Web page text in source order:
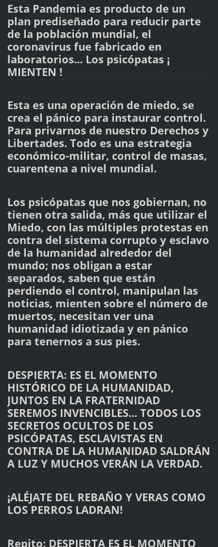
Esta Pandemia es producto de un
plan prediseñado para reducir parte
de la población mundial, el
coronavirus fue fabricado en
laboratorios... Los psicópatas ¡
MIENTEN !
Esta es una operación de miedo, se
crea el pánico para instaurar control.
Para privarnos de nuestro Derechos y
Libertades. Todo es una estrategia
económico-militar, control de masas,
cuarentena a nivel mundial.
Los psicópatas que nos gobiernan, no
tienen otra salida, más que utilizar el
Miedo, con las múltiples protestas en
contra del sistema corrupto y esclavo
de la humanidad alrededor del
mundo; nos obligan a estar
separados, saben que están
perdiendo el control, manipulan las
noticias, mienten sobre el número de
muertos, necesitan ver una
humanidad idiotizada y en pánico
para tenernos a sus pies.
DESPIERTA: ES EL MOMENTO
HISTÓRICO DE LA HUMANIDAD,
JUNTOS EN LA FRATERNIDAD
SEREMOS INVENCIBLES... TODOS LOS
SECRETOS OCULTOS DE LOS
PSICÓPATAS, ESCLAVISTAS EN
CONTRA DE LA HUMANIDAD SALDRÁN
A LUZ Y MUCHOS VERÁN LA VERDAD.
¡ALÉJATE DEL REBAÑO Y VERAS COMO
LOS PERROS LADRAN!
Repito: DESPIERTA ES EL MOMENTO